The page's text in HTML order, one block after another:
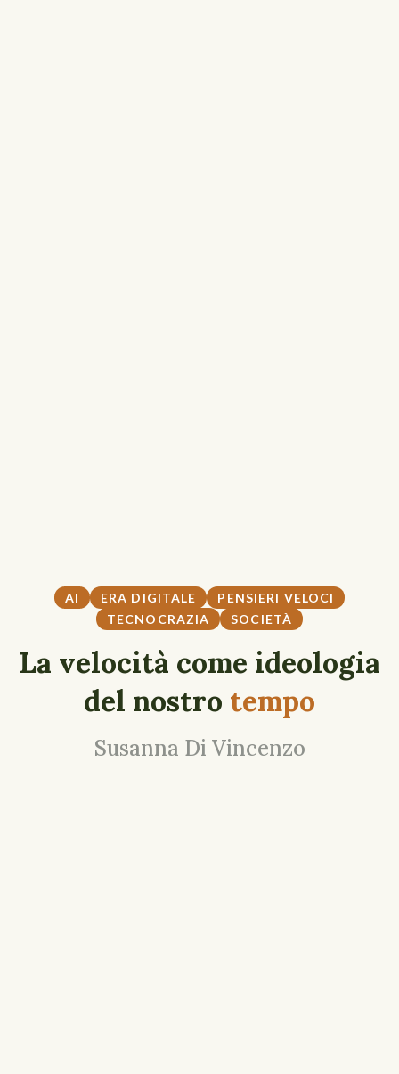
AI ERA DIGITALE
PENSIERI VELOCI
TECNOCRAZIA
SOCIETÀ
La velocità come ideologia
del nostro tempo
Susanna Di Vincenzo